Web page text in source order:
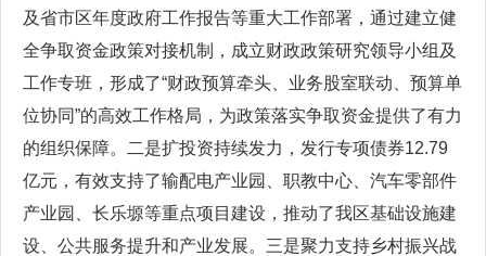
及省市区年度政府工作报告等重大工作部署，通过建立健
全争取资金政策对接机制，成立财政政策研究领导小组及
工作专班，形成了“财政预算牵头、业务股室联动、预算单
位协同”的高效工作格局，为政策落实争取资金提供了有力
的组织保障。二是扩投资持续发力，发行专项债券12.79
亿元，有效支持了输配电产业园、职教中心、汽车零部件
产业园、长乐塬等重点项目建设，推动了我区基础设施建
设、公共服务提升和产业发展。三是聚力支持乡村振兴战